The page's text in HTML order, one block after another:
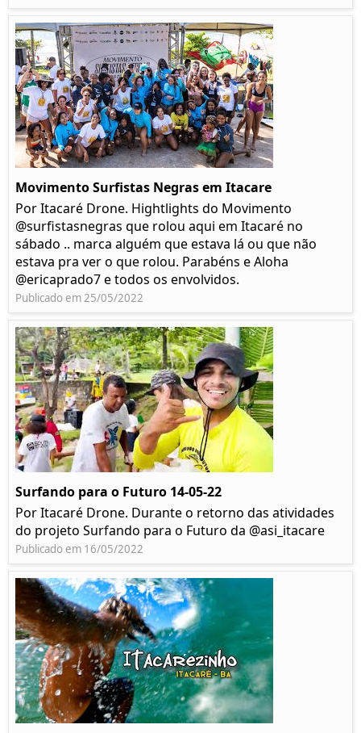
Movimento Surfistas Negras em Itacare
Por Itacaré Drone. Hightlights do Movimento
@surfistasnegras que rolou aqui em Itacaré no
sábado .. marca alguém que estava lá ou que não
estava pra ver o que rolou. Parabéns e Aloha
@ericaprado7 e todos os envolvidos.
Publicado em 25/05/2022
Surfando para o Futuro 14-05-22
Por Itacaré Drone. Durante o retorno das atividades
do projeto Surfando para o Futuro da @asi_itacare
Publicado em 16/05/2022